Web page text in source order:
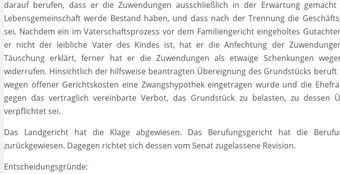
darauf berufen, dass er die Zuwendungen ausschließlich in der Erwartung
Lebensgemeinschaft werde Bestand haben, und dass nach der Trennung die
sei. Nachdem ein im Vaterschaftsprozess vor dem Familiengericht eingeholtes
er nicht der leibliche Vater des Kindes ist, hat er die Anfechtung der
Täuschung erklärt, ferner hat er die Zuwendungen als etwaige Schenkungen
widerrufen. Hinsichtlich der hilfsweise beantragten Übereignung des Grundstücks beruft
wegen offener Gerichtskosten eine Zwangshypothek eingetragen wurde und die
gegen das vertraglich vereinbarte Verbot, das Grundstück zu belasten, zu dessen
verpflichtet sei.
Das Landgericht hat die Klage abgewiesen. Das Berufungsgericht hat die
zurückgewiesen. Dagegen richtet sich dessen vom Senat zugelassene Revision.
Entscheidungsgründe: